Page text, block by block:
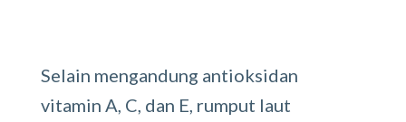
Selain mengandung antioksidan
vitamin A, C, dan E, rumput laut